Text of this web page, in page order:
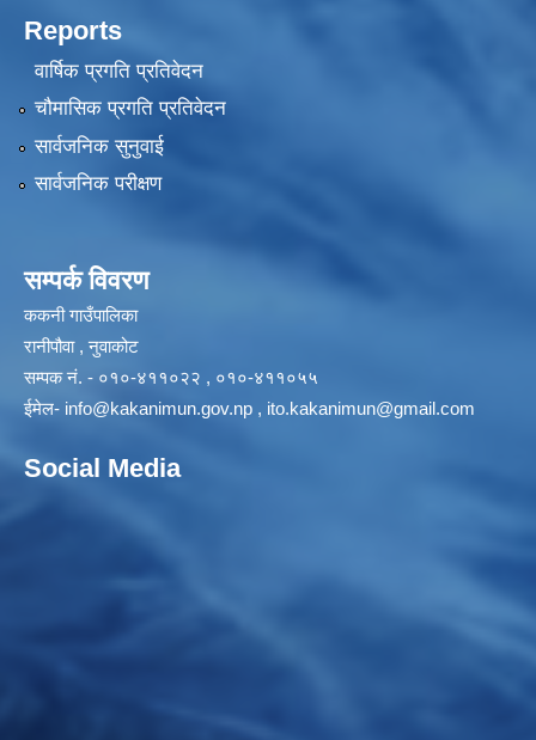
Reports
वार्षिक प्रगति प्रतिवेदन
चौमासिक प्रगति प्रतिवेदन
सार्वजनिक सुनुवाई
सार्वजनिक परीक्षण
सम्पर्क विवरण
ककनी गाउँपालिका
रानीपौवा , नुवाकोट
सम्पक नं. - ०१०-४११०२२ , ०१०-४११०५५
ईमेल- info@kakanimun.gov.np , ito.kakanimun@gmail.com
Social Media